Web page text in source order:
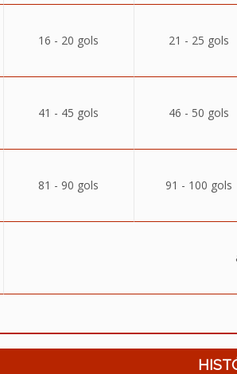
16 - 20 gols 21 - 25 gols
41 - 45 gols 46 - 50 gols
81 - 90 gols 91 - 100 gols